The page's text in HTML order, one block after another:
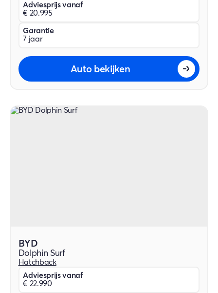
Adviesprijs vanaf
€ 20.995
Garantie
7 jaar
Auto bekijken
BYD
Dolphin Surf
Hatchback
Adviesprijs vanaf
€ 22.990